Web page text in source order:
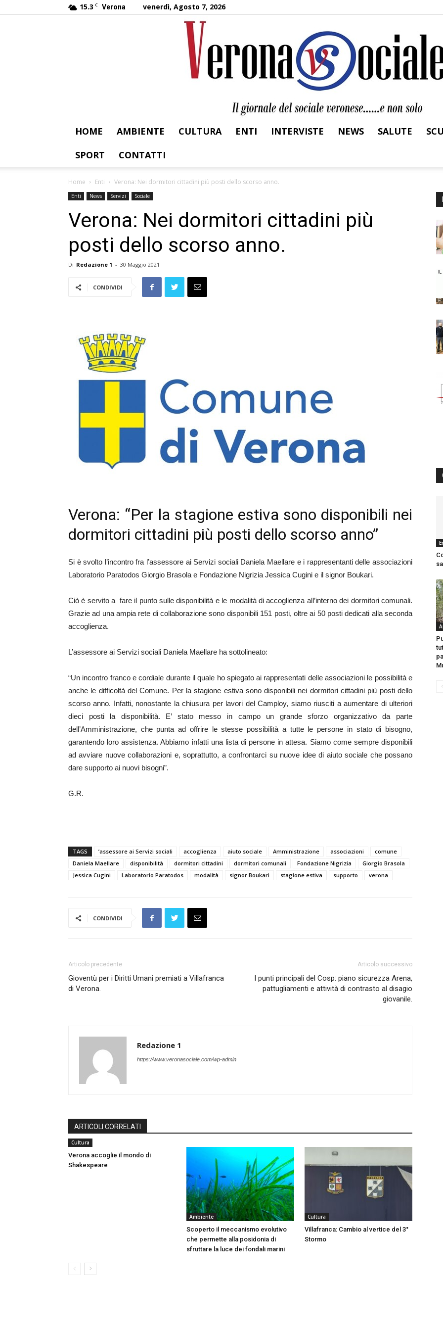
15.3 C Verona venerdì, Agosto 7, 2026
Sociale
HOME AMBIENTE CULTURA ENTI INTERVISTE NEWS SALUTE
SPORT
CONTATTI
Home Enti Verona: Nei dormitori cittadini più posti dello scorso anno.
Enti News Servizi Sociale
Verona: Nei dormitori cittadini più
posti dello scorso anno.
Di Redazione 1 - 30 Maggio 2021
CONDIVIDI
Verona: “Per la stagione estiva sono disponibili nei
dormitori cittadini più posti dello scorso anno”
Si è svolto l’incontro fra l’assessore ai Servizi sociali Daniela Maellare e i rappresentanti delle associazioni
Laboratorio Paratodos Giorgio Brasola e Fondazione Nigrizia Jessica Cugini e il signor Boukari.
Ciò è servito a fare il punto sulle disponibilità e le modalità di accoglienza all’interno dei dormitori comunali.
Grazie ad una ampia rete di collaborazione sono disponibili 151 posti, oltre ai 50 posti dedicati alla seconda
accoglienza.
L’assessore ai Servizi sociali Daniela Maellare ha sottolineato:
“Un incontro franco e cordiale durante il quale ho spiegato ai rappresentati delle associazioni le possibilità e
anche le difficoltà del Comune. Per la stagione estiva sono disponibili nei dormitori cittadini più posti dello
scorso anno. Infatti, nonostante la chiusura per lavori del Camploy, siamo riusciti a aumentare di ulteriori
dieci posti la disponibilità. E’ stato messo in campo un grande sforzo organizzativo da parte
dell’Amministrazione, che punta ad offrire le stesse possibilità a tutte le persone in stato di bisogno,
garantendo loro assistenza. Abbiamo infatti una lista di persone in attesa. Siamo come sempre disponibili
ad avviare nuove collaborazioni e, soprattutto, a confrontarci su nuove idee di aiuto sociale che possano
dare supporto ai nuovi bisogni”.
G.R.
TAGS ’assessore ai Servizi sociali accoglienza aiuto sociale Amministrazione associazioni
comune
Daniela Maellare
disponibilità dormitori cittadini dormitori comunali Fondazione Nigrizia
Giorgio Brasola
Jessica Cugini
Laboratorio Paratodos modalità signor Boukari stagione estiva supporto verona
CONDIVIDI
Articolo precedente
Gioventù per i Diritti Umani premiati a Villafranca
di Verona.
Articolo successivo
I punti principali del Cosp: piano sicurezza Arena,
pattugliamenti e attività di contrasto al disagio
giovanile.
Redazione 1
https://www.veronasociale.com/wp-admin
ARTICOLI CORRELATI
Cultura
Verona accoglie il mondo di
Shakespeare
Ambiente
Scoperto il meccanismo evolutivo
che permette alla posidonia di
sfruttare la luce dei fondali marini
Cultura
Villafranca: Cambio al vertice del 3°
Stormo